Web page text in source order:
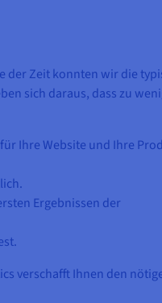
der Zeit konnten wir die
sich daraus, dass zu
Ihre Website und Ihre
Ergebnissen der
verschafft Ihnen den